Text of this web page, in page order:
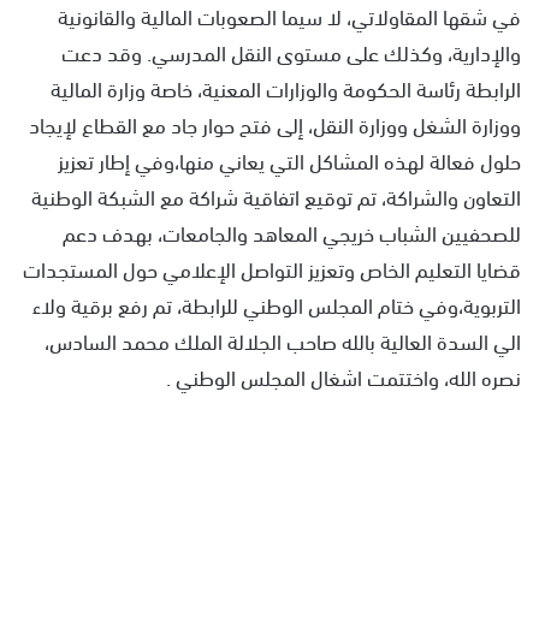
في شقها المقاولاتي، لا سيما الصعوبات المالية والقانونية
والإدارية، وكذلك على مستوى النقل المدرسي. وقد دعت
الرابطة رئاسة الحكومة والوزارات المعنية، خاصة وزارة المالية
ووزارة الشغل ووزارة النقل، إلى فتح حوار جاد مع القطاع لإيجاد
حلول فعالة لهذه المشاكل التي يعاني منها،وفي إطار تعزيز
التعاون والشراكة، تم توقيع اتفاقية شراكة مع الشبكة الوطنية
للصحفيين الشباب خريجي المعاهد والجامعات، بهدف دعم
قضايا التعليم الخاص وتعزيز التواصل الإعلامي حول المستجدات
التربوية،وفي ختام المجلس الوطني للرابطة، تم رفع برقية ولاء
الي السدة العالية بالله صاحب الجلالة الملك محمد السادس،
نصره الله، واختتمت اشغال المجلس الوطني .